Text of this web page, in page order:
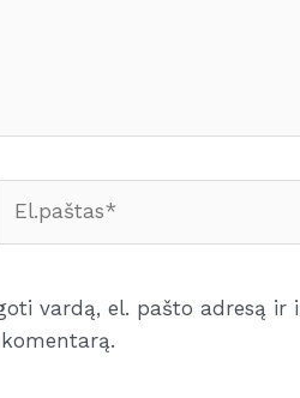
vardą, el. pašto adresą